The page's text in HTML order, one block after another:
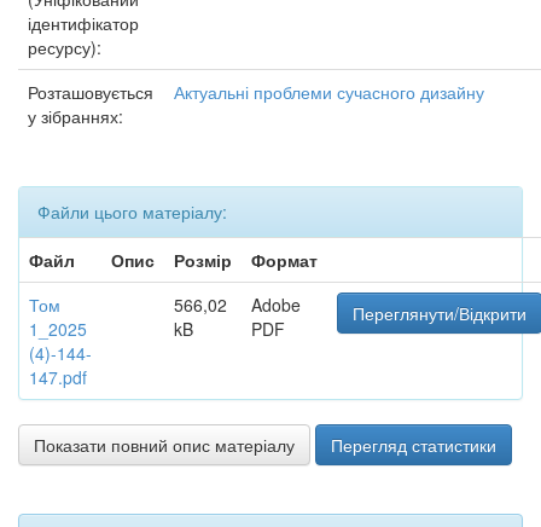
ідентифікатор
ресурсу):
Розташовується
у зібраннях:
Актуальні проблеми сучасного дизайну
Файли цього матеріалу:
Файл
Опис Розмір
Формат
Том
1_2025
(4)-144-
147.pdf
566,02
kB
Adobe
PDF
Переглянути/Відкрити
Показати повний опис матеріалу Перегляд статистики